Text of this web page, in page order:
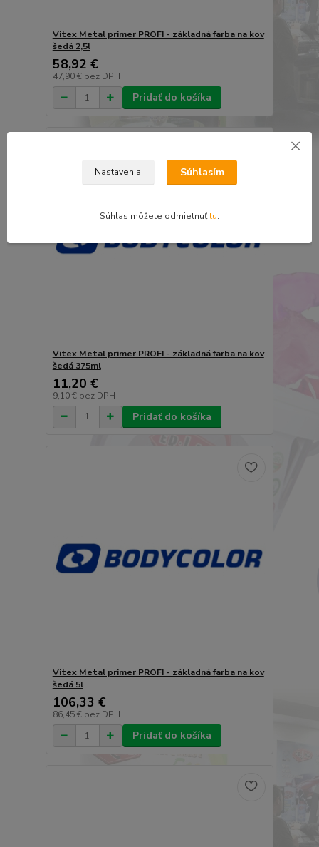
Vitex Metal primer PROFI - základná farba na kov
šedá 2,5l
58,92 €
47,90 € bez DPH
Pridať do košíka
Vitex Metal primer PROFI - základná farba na kov
šedá 375ml
11,20 €
9,10 € bez DPH
Pridať do košíka
Vitex Metal primer PROFI - základná farba na kov
šedá 5l
106,33 €
86,45 € bez DPH
Pridať do košíka
Nastavenia Súhlasím
Súhlas môžete odmietnuťtu.